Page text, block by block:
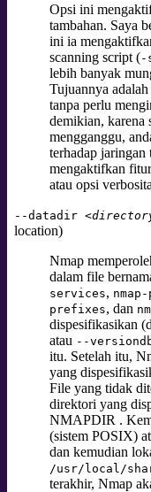
Opsi ini
tambahan. Saya
ini ia
scanning script (-
lebih banyak
Tujuannya
tanpa perlu
demikian, karena
mengganggu,
terhadap
mengaktifkan
atau opsi
--datadir
location)
Nmap
dalam file
services,
prefixes, dan
dispesifikasikan
atau --
itu. Setelah itu,
yang
File yang tidak
direktori yang
NMAPDIR .
(sistem POSIX)
dan kemudian
/usr/local/
terakhir, Nmap